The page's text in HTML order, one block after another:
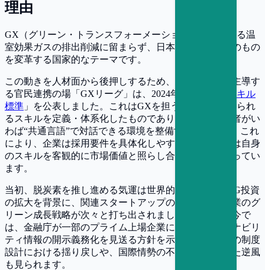
理由
GX（グリーン・トランスフォーメーション）は、単なる温
室効果ガスの排出削減に留まらず、日本の産業構造そのもの
を変革する国家的なテーマです。
この動きを人材面から後押しするため、経済産業省が主導す
る官民連携の場「GXリーグ」は、2024年5月に「
GXスキル
標準 」を公表しました。これはGXを担う人材像と求められ
るスキルを定義・体系化したものであり、企業と求職者がい
わば“共通言語”で対話できる環境を整備するものです。これ
により、企業は採用要件を具体化しやすくなり、個人は自身
のスキルを客観的に市場価値と照らし合わせやすくなってい
ます。
当初、脱炭素を推し進める気運は世界的に高まり、ESG投資
の拡大を背景に、関連スタートアップの勃興や大手企業のグ
リーン成長戦略が次々と打ち出されました。しかし昨今で
は、金融庁が一部のプライム上場企業に対するサステナビリ
ティ情報の開示義務化を見送る方針を示すなど、国内の制度
設計における揺り戻しや、国際情勢の不確実性といった逆風
も見られます。